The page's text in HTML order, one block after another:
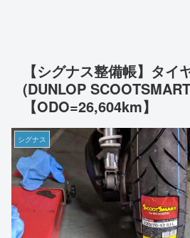
【シグナス整備帳】タイ
(DUNLOP
【ODO=26,604km】
シグナス